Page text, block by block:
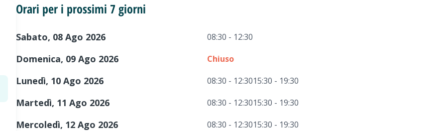
Orari per i prossimi 7 giorni
Sabato, 08 Ago 2026 08:30 - 12:30
Domenica, 09 Ago 2026 Chiuso
Lunedì, 10 Ago 2026 08:30 - 12:3015:30 - 19:30
Martedì, 11 Ago 2026 08:30 - 12:3015:30 - 19:30
Mercoledì, 12 Ago 2026 08:30 - 12:3015:30 - 19:30